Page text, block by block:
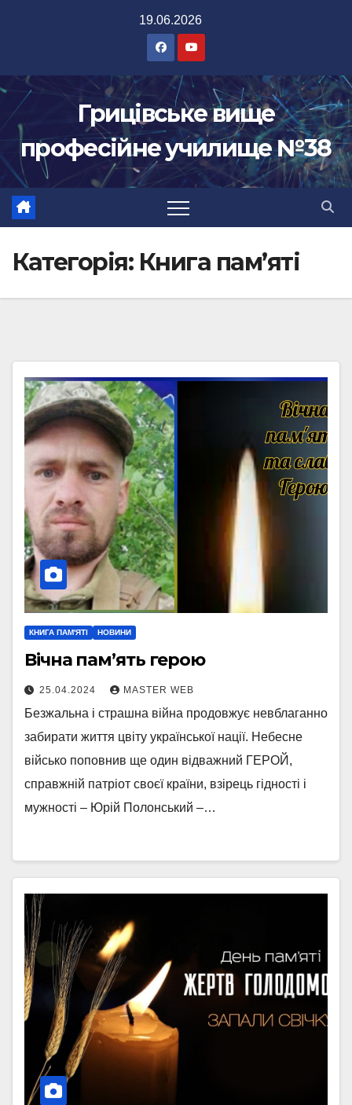
19.06.2026
Грицівське вище
професійне училище №38
Категорія: Книга пам’яті
КНИГА ПАМ'ЯТІ НОВИНИ
Вічна пам’ять герою
25.04.2024 MASTER WEB
Безжальна і страшна війна продовжує невблаганно
забирати життя цвіту української нації. Небесне
військо поповнив ще один відважний ГЕРОЙ,
справжній патріот своєї країни, взірець гідності і
мужності – Юрій Полонський –…